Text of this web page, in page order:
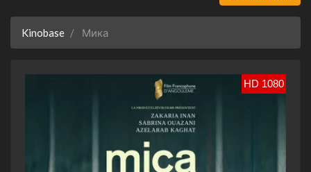
Kinobase Мика
HD 1080